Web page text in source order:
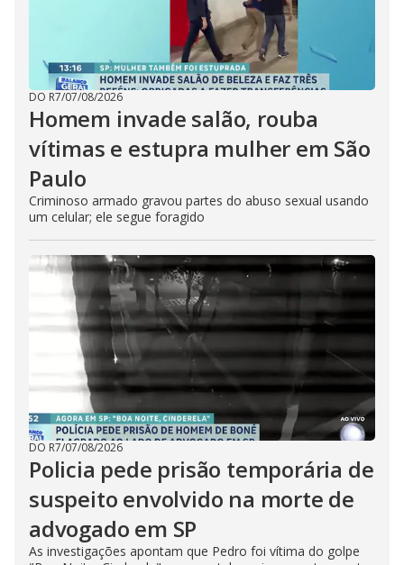
DO R7/07/08/2026
Homem invade salão, rouba
vítimas e estupra mulher em São
Paulo
Criminoso armado gravou partes do abuso sexual usando
um celular; ele segue foragido
DO R7/07/08/2026
Policia pede prisão temporária de
suspeito envolvido na morte de
advogado em SP
As investigações apontam que Pedro foi vítima do golpe